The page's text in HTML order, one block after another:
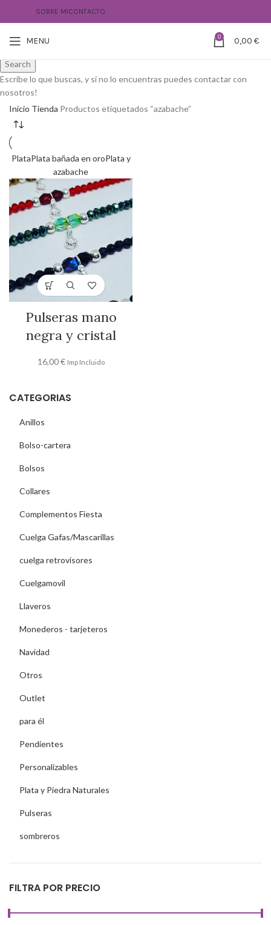
SOBRE MICONTACTO
MENU 0 0,00 €
CATEGORIAS
Anillos
Bolso-cartera
Bolsos
Collares
Complementos Fiesta
Cuelga Gafas/Mascarillas
cuelga retrovisores
Cuelgamovil
Llaveros
Monederos - tarjeteros
Navidad
Otros
Outlet
para él
Pendientes
Personalizables
Plata y Piedra Naturales
Pulseras
sombreros
FILTRA POR PRECIO
Inicio Tienda Productos etiquetados “azabache”
PlataPlata bañada en oroPlata y
azabache
Pulseras mano
negra y cristal
16,00€ Imp Incluido
Create your first
Search
Escribe lo que buscas, y si no lo encuentras puedes contactar con
nosotros!